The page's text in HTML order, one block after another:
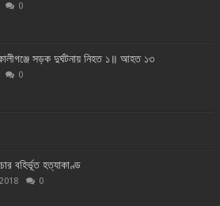
0
সড়ক দুর্ঘটনায় নিহত ১॥ আহত ১৩
0
বহির্ভূত হত্যাকাণ্ড
0